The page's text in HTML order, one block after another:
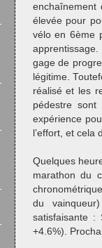
enchaînement
élevée pour
vélo en 6ème
gage de
légitime.
réalisé et les
pédestre
expérience
l’effort, et
Quelques
marathon du
du
satisfaisante
+4.6%).